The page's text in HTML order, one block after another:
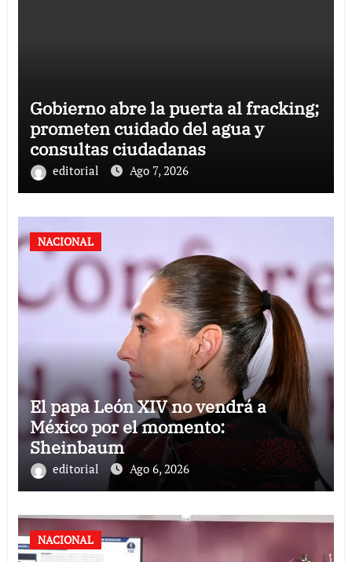
Gobierno abre la puerta al fracking;
prometen cuidado del agua y
consultas ciudadanas
editorial Ago 7, 2026
NACIONAL
El papa León XIV no vendrá a
México por el momento:
Sheinbaum
editorial Ago 6, 2026
NACIONAL